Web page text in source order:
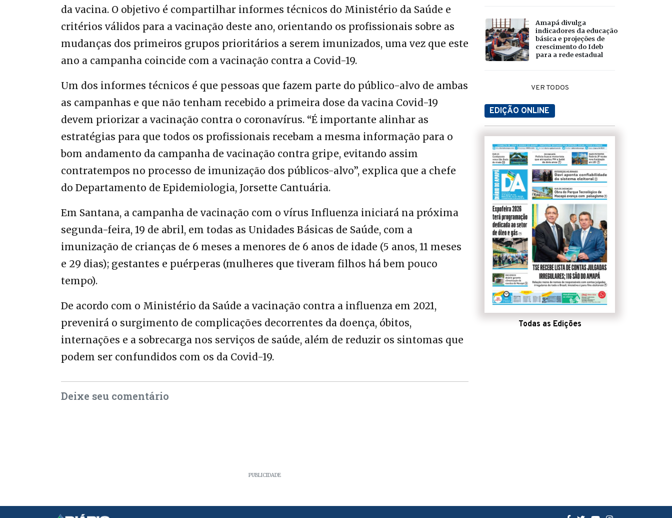
da vacina. O objetivo é compartilhar informes técnicos do Ministério da Saúde e
critérios válidos para a vacinação deste ano, orientando os profissionais sobre as
mudanças dos primeiros grupos prioritários a serem imunizados, uma vez que este
ano a campanha coincide com a vacinação contra a Covid-19.
Um dos informes técnicos é que pessoas que fazem parte do público-alvo de ambas
as campanhas e que não tenham recebido a primeira dose da vacina Covid-19
devem priorizar a vacinação contra o coronavírus. “É importante alinhar as
estratégias para que todos os profissionais recebam a mesma informação para o
bom andamento da campanha de vacinação contra gripe, evitando assim
contratempos no processo de imunização dos públicos-alvo”, explica que a chefe
do Departamento de Epidemiologia, Jorsette Cantuária.
Em Santana, a campanha de vacinação com o vírus Influenza iniciará na próxima
segunda-feira, 19 de abril, em todas as Unidades Básicas de Saúde, com a
imunização de crianças de 6 meses a menores de 6 anos de idade (5 anos, 11 meses
e 29 dias); gestantes e puérperas (mulheres que tiveram filhos há bem pouco
tempo).
De acordo com o Ministério da Saúde a vacinação contra a influenza em 2021,
prevenirá o surgimento de complicações decorrentes da doença, óbitos,
internações e a sobrecarga nos serviços de saúde, além de reduzir os sintomas que
podem ser confundidos com os da Covid-19.
Deixe seu comentário
PUBLICIDADE
Amapá divulga
indicadores da educação
básica e projeções de
crescimento do Ideb
para a rede estadual
VER TODOS
EDIÇÃO ONLINE
Todas as Edições